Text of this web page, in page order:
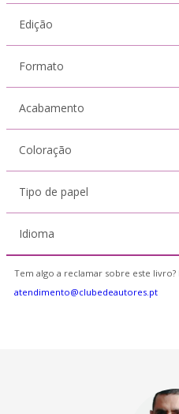
Edição
Formato
Acabamento
Coloração
Tipo de papel
Idioma
Tem algo a reclamar sobre este livro?
atendimento@clubedeautores.pt